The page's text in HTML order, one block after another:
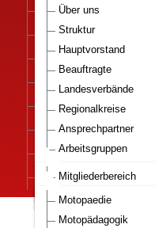
Über uns
Struktur
Hauptvorstand
Beauftragte
Landesverbände
Regionalkreise
Ansprechpartner
Arbeitsgruppen
anerkannte Praxen
Kooperationen
Motopädie konkret
Pressestimmen
DBM e.V.-Bestellservice
Mitglied werden..
Mitgliederbereich
Aufnahmeantrag
Infos Motopaedie
Motopaedie
Motopädagogik
und